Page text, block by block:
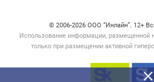
© 2006‑2026 ООО “Инлайн”. 12+
Использование информации, размещенной
только при размещении активной